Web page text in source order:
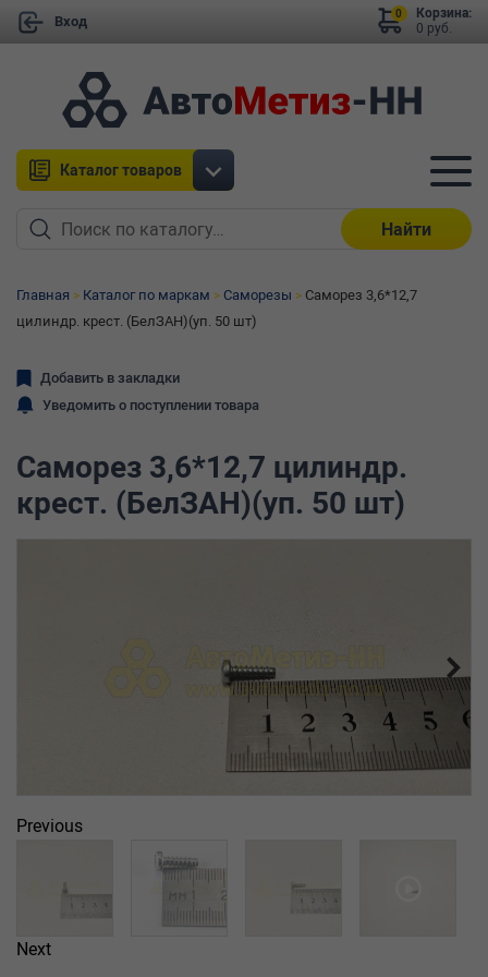
Вход
Корзина:
0 руб.
0
Каталог товаров
Найти
Главная Каталог по маркам Саморезы
Саморез 3,6*12,7
цилиндр. крест. (БелЗАН)(уп. 50 шт)
Добавить в закладки
Уведомить о поступлении товара
Саморез 3,6*12,7 цилиндр.
крест. (БелЗАН)(уп. 50 шт)
Previous
Next